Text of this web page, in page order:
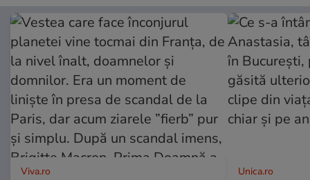
Viva.ro Unica.ro